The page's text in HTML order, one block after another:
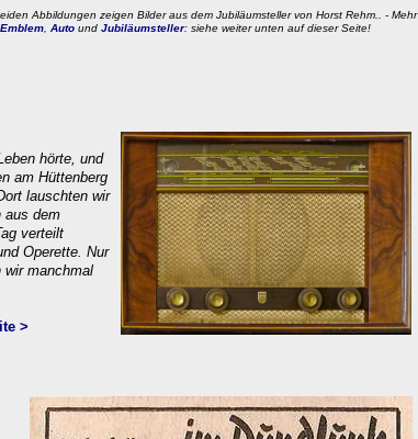
Abbildungen zeigen Bilder aus dem Jubiläumsteller von Horst Rehm.. - Mehr
Emblem Auto und Jubiläumsteller: siehe weiter unten auf dieser Seite!
hörte, und
am Hüttenberg
lauschten wir
aus dem
verteilt
Operette. Nur
wir manchmal
>